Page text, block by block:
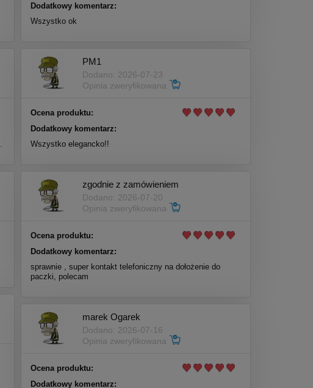
Dodatkowy komentarz:
Wszystko ok
PM1
Dodano: 2026-07-23
Opinia zweryfikowana
Ocena produktu:
Dodatkowy komentarz:
Wszystko elegancko!!
zgodnie z zamówieniem
Dodano: 2026-07-20
Opinia zweryfikowana
Ocena produktu:
Dodatkowy komentarz:
sprawnie , super kontakt telefoniczny na dołożenie do
paczki, polecam
marek Ogarek
Dodano: 2026-07-16
Opinia zweryfikowana
Ocena produktu:
Dodatkowy komentarz: